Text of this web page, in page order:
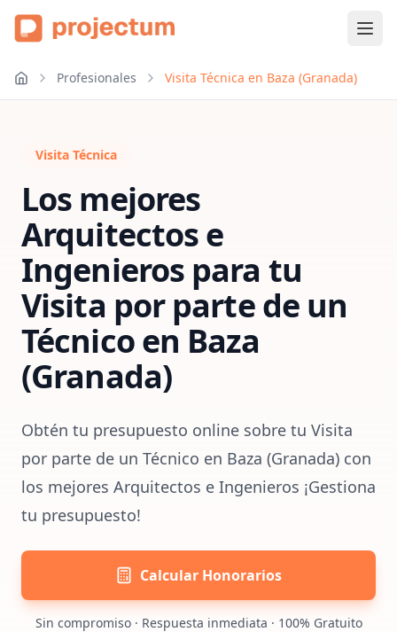
Profesionales Visita Técnica en Baza (Granada)
Visita Técnica
Los mejores
Arquitectos e
Ingenieros para tu
Visita por parte de un
Técnicoen Baza
(Granada)
Obtén tu presupuesto online sobre tu Visita
por parte de un Técnico en Baza (Granada) con
los mejores Arquitectos e Ingenieros ¡Gestiona
tu presupuesto!
Calcular Honorarios
Sin compromiso · Respuesta inmediata · 100% Gratuito